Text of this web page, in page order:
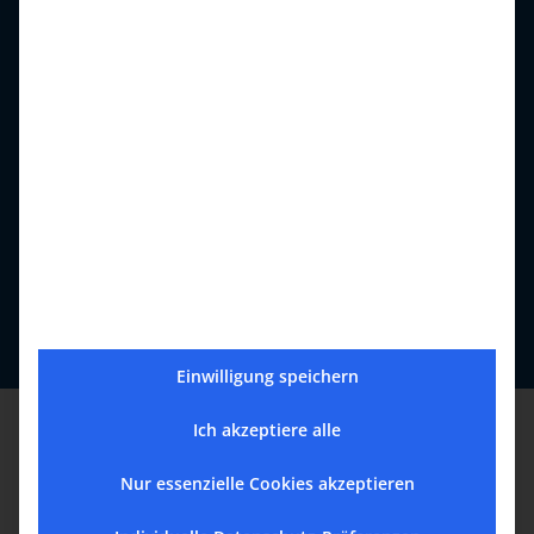
Einwilligung speichern
Ich akzeptiere alle
Nur essenzielle Cookies akzeptieren